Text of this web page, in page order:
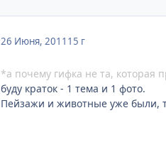
26 Июня, 2011 15 г
*а почему гифка не та, которая
буду краток - 1 тема и 1 фото.
Пейзажи и животные уже были,